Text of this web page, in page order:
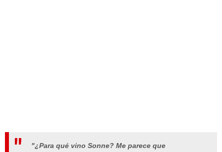
"¿Para qué vino Sonne? Me parece que